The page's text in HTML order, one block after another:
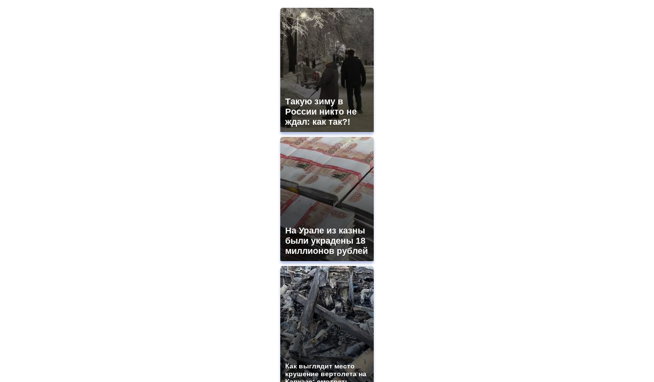
Такую зиму в
России никто не
ждал: как так?!
На Урале из казны
были украдены 18
миллионов рублей
Как выглядит место
крушение вертолета на